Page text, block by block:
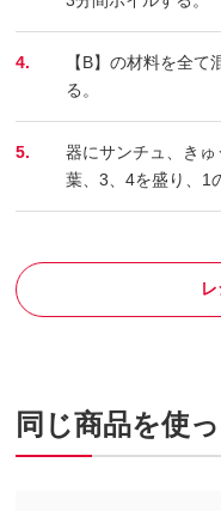
4.
【B】の材料を全
る。
5.
器にサンチュ、き
葉、3、4を盛り、1
同じ商品を使